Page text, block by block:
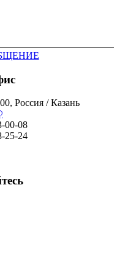
Россия / Казань
00-08
25-24